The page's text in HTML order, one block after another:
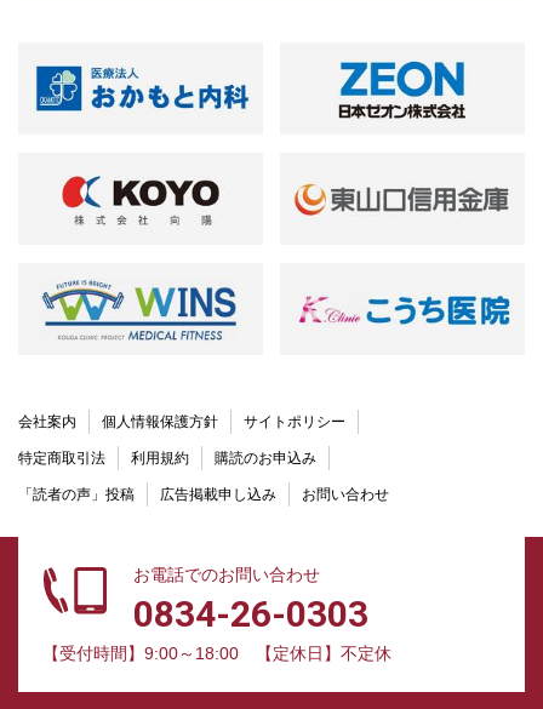
会社案内 個人情報保護方針 サイトポリシー
特定商取引法 利用規約 購読のお申込み
「読者の声」投稿 広告掲載申し込み お問い合わせ
お電話でのお問い合わせ
0834-26-0303
【受付時間】9:00～18:00 【定休日】不定休